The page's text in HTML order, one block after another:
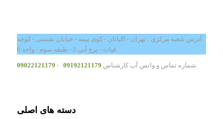
آدرس شعبه مرکزی : تهران - اکباتان - کوی بیمه - خیابان نفیسی - کوچه
فیات - برج آبی 2 - طبقه سوم - واحد 6
شماره تماس و واتس آپ کارشناس 09192121179
-
09022121179
دسته های اصلی